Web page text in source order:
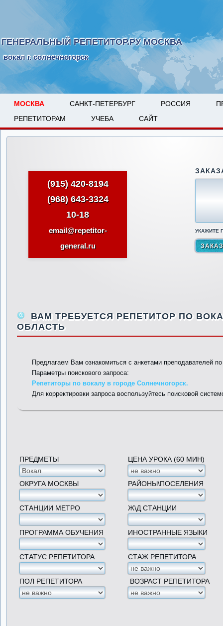
ГЕНЕРАЛЬНЫЙ РЕПЕТИТОР.РУ МОСКВА
вокал г. солнечногорск
МОСКВА САНКТ-ПЕТЕРБУРГ РОССИЯ
РЕПЕТИТОРАМ
УЧЕБА САЙТ
(915) 420-8194
(968) 643-3324
10-18
email@repetitor-
general.ru
УКАЖИТЕ
ВАМ ТРЕБУЕТСЯ РЕПЕТИТОР ПО
ОБЛАСТЬ
Предлагаем Вам ознакомиться с анкетами преподавателей
Параметры поискового запроса:
Репетиторы по вокалу в городе Солнечногорск.
Для корректировки запроса воспользуйтесь поисковой
ПРЕДМЕТЫ ЦЕНА УРОКА (60 МИН)
ОКРУГА МОСКВЫ РАЙОНЫ\ПОСЕЛЕНИЯ
СТАНЦИИ МЕТРО Ж\Д СТАНЦИИ
ПРОГРАММА ОБУЧЕНИЯ ИНОСТРАННЫЕ ЯЗЫКИ
СТАТУС РЕПЕТИТОРА СТАЖ РЕПЕТИТОРА
ПОЛ РЕПЕТИТОРА ВОЗРАСТ РЕПЕТИТОРА